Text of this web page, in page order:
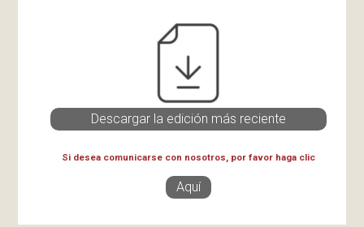
Descargar la edición más reciente
Si desea comunicarse con nosotros, por favor haga clic
Aquí